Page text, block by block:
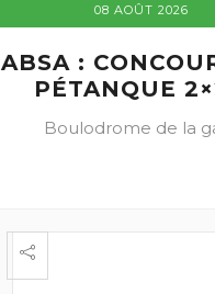
08 AOÛT 2026
ABSA :
PÉTANQUE
Boulodrome de la